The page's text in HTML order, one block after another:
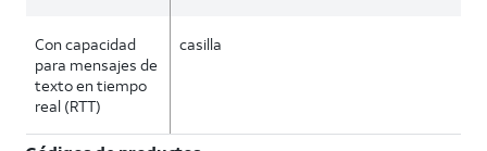
Con capacidad
para mensajes de
texto en tiempo
real (RTT)
casilla